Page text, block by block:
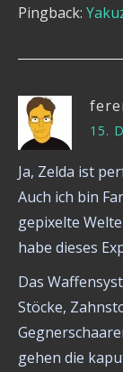
Pingback:
15.
Ja, Zelda ist
Auch ich bin
gepixelte
habe dieses
Das
Stöcke,
gehen die